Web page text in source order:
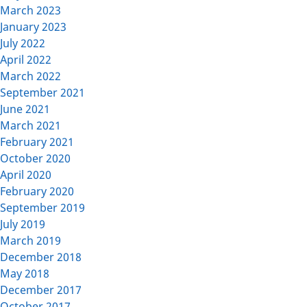
March 2023
January 2023
July 2022
April 2022
March 2022
September 2021
June 2021
March 2021
February 2021
October 2020
April 2020
February 2020
September 2019
July 2019
March 2019
December 2018
May 2018
December 2017